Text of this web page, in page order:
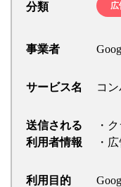
分類 広
事業者
サービス名 コ
送信される
利用者情報
・
・
利用目的